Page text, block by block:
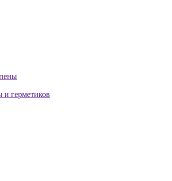
и герметиков